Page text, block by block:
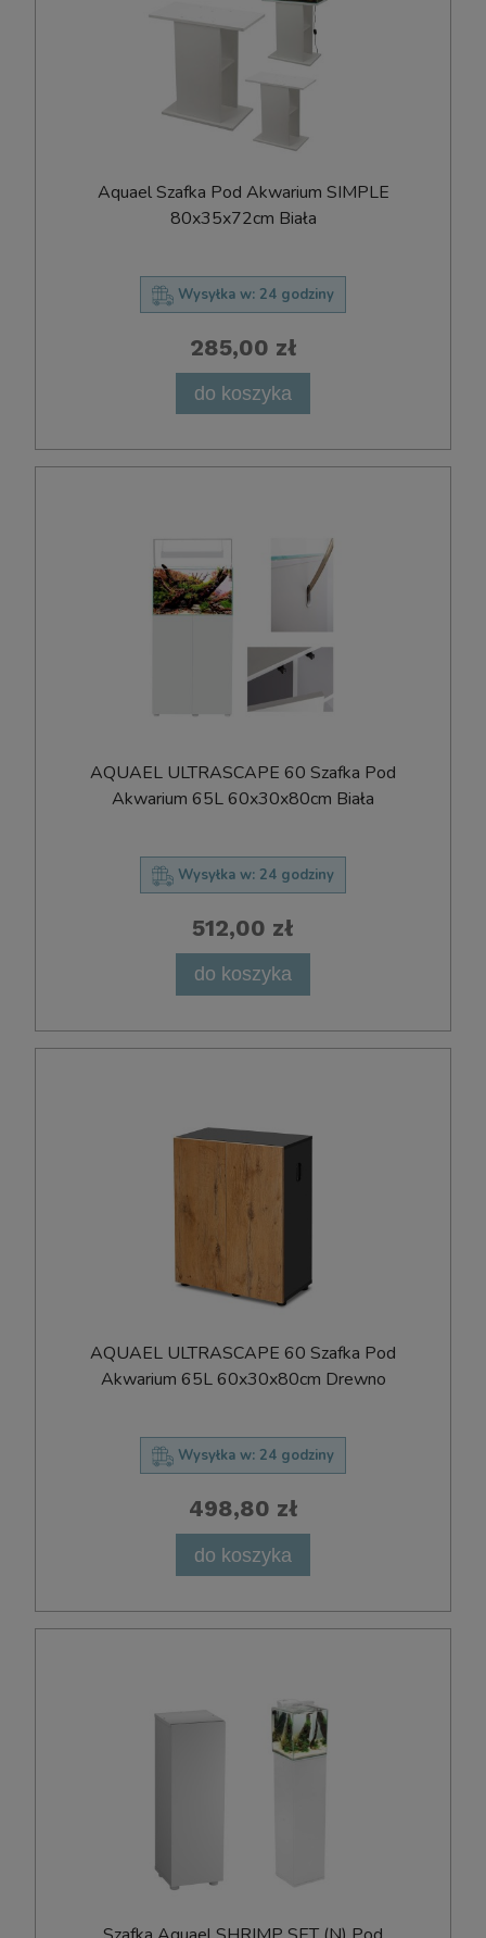
Aquael Szafka Pod Akwarium SIMPLE
80x35x72cm Biała
Wysyłka w: 24 godziny
285,00 zł
do koszyka
AQUAEL ULTRASCAPE 60 Szafka Pod
Akwarium 65L 60x30x80cm Biała
Wysyłka w: 24 godziny
512,00 zł
do koszyka
AQUAEL ULTRASCAPE 60 Szafka Pod
Akwarium 65L 60x30x80cm Drewno
Wysyłka w: 24 godziny
498,80 zł
do koszyka